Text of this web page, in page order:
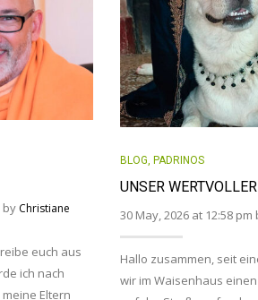
by Christiane
euch aus
ich nach
Eltern
BLOG, PADRINOS
UNSER
30 May, 2026 at 12:58 pm
Hallo zusammen, seit
wir im Waisenhaus